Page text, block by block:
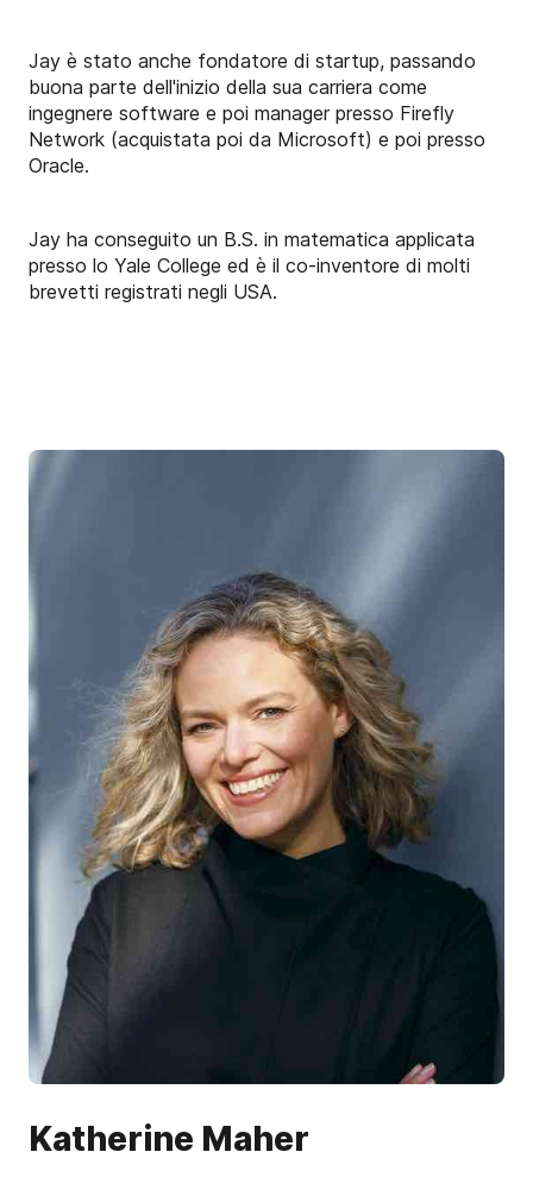
Jay è stato anche fondatore di startup, passando
buona parte dell'inizio della sua carriera come
ingegnere software e poi manager presso Firefly
Network (acquistata poi da Microsoft) e poi presso
Oracle.
Jay ha conseguito un B.S. in matematica applicata
presso lo Yale College ed è il co-inventore di molti
brevetti registrati negli USA.
Katherine Maher